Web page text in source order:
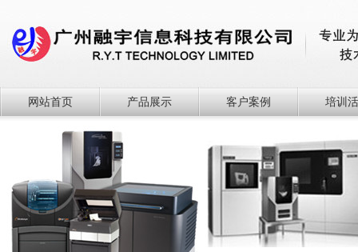
网站首页 产品展示 客户案例 培训